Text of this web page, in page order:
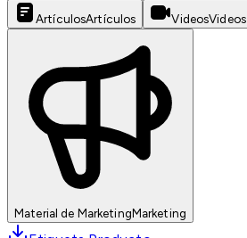
ArtículosArtículos VideosVideos
Material de MarketingMarketing